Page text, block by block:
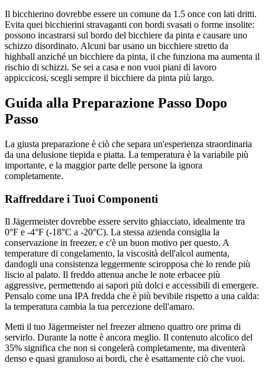
Il bicchierino dovrebbe essere un comune da 1.5 once con lati dritti.
Evita quei bicchierini stravaganti con bordi svasati o forme insolite:
possono incastrarsi sul bordo del bicchiere da pinta e causare uno
schizzo disordinato. Alcuni bar usano un bicchiere stretto da
highball anziché un bicchiere da pinta, il che funziona ma aumenta il
rischio di schizzi. Se sei a casa e non vuoi piani di lavoro
appiccicosi, scegli sempre il bicchiere da pinta più largo.
Guida alla Preparazione Passo Dopo
Passo
La giusta preparazione è ciò che separa un'esperienza straordinaria
da una delusione tiepida e piatta. La temperatura è la variabile più
importante, e la maggior parte delle persone la ignora
completamente.
Raffreddare i Tuoi Componenti
Il Jägermeister dovrebbe essere servito ghiacciato, idealmente tra
0°F e -4°F (-18°C a -20°C). La stessa azienda consiglia la
conservazione in freezer, e c'è un buon motivo per questo. A
temperature di congelamento, la viscosità dell'alcol aumenta,
dandogli una consistenza leggermente sciropposa che lo rende più
liscio al palato. Il freddo attenua anche le note erbacee più
aggressive, permettendo ai sapori più dolci e accessibili di emergere.
Pensalo come una IPA fredda che è più bevibile rispetto a una calda:
la temperatura cambia la tua percezione dell'amaro.
Metti il tuo Jägermeister nel freezer almeno quattro ore prima di
servirlo. Durante la notte è ancora meglio. Il contenuto alcolico del
35% significa che non si congelerà completamente, ma diventerà
denso e quasi granuloso ai bordi, che è esattamente ciò che vuoi.